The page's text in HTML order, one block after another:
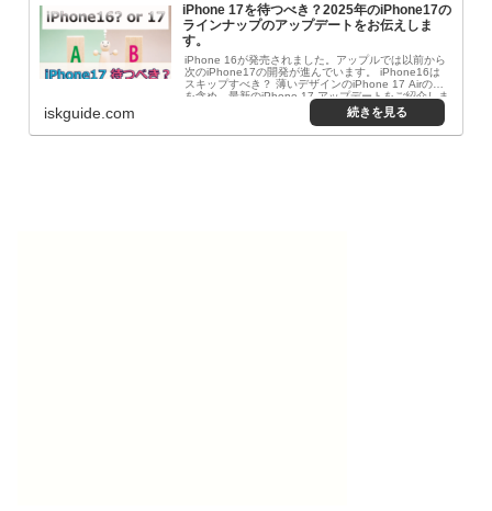
iPhone 17を待つべき？2025年のiPhone17の
ラインナップのアップデートをお伝えしま
す。
iPhone 16が発売されました。アップルでは以前から
次のiPhone17の開発が進んでいます。 iPhone16は
スキップすべき？ 薄いデザインのiPhone 17 Airの噂
を含め、最新のiPhone 17 アップデートをご紹介しま
iskguide.com